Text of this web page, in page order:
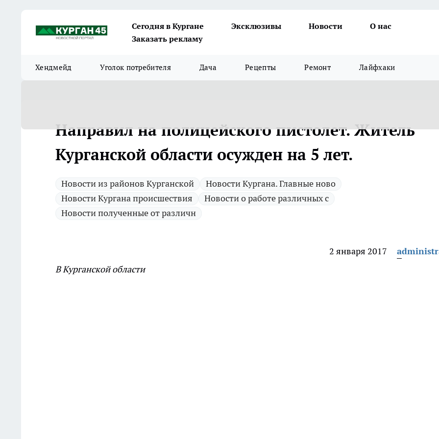
Сегодня в Кургане Эксклюзивы Новости
О нас
Заказать рекламу
Хендмейд Уголок потребителя Дача Рецепты Ремонт Лайфхаки
Направил на полицейского пистолет. Житель
Курганской области осужден на 5 лет.
Новости из районов Курганской
Новости Кургана. Главные ново
Новости Кургана происшествия
Новости о работе различных с
Новости полученные от различн
2 января 2017
В Курганской области